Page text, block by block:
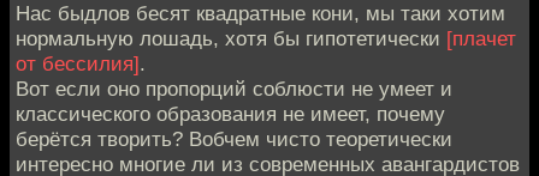
Нас быдлов бесят квадратные кони, мы таки хотим
нормальную лошадь, хотя бы гипотетически [плачет
от бессилия].
Вот если оно пропорций соблюсти не умеет и
классического образования не имеет, почему
берётся творить? Вобчем чисто теоретически
интересно многие ли из современных авангардистов